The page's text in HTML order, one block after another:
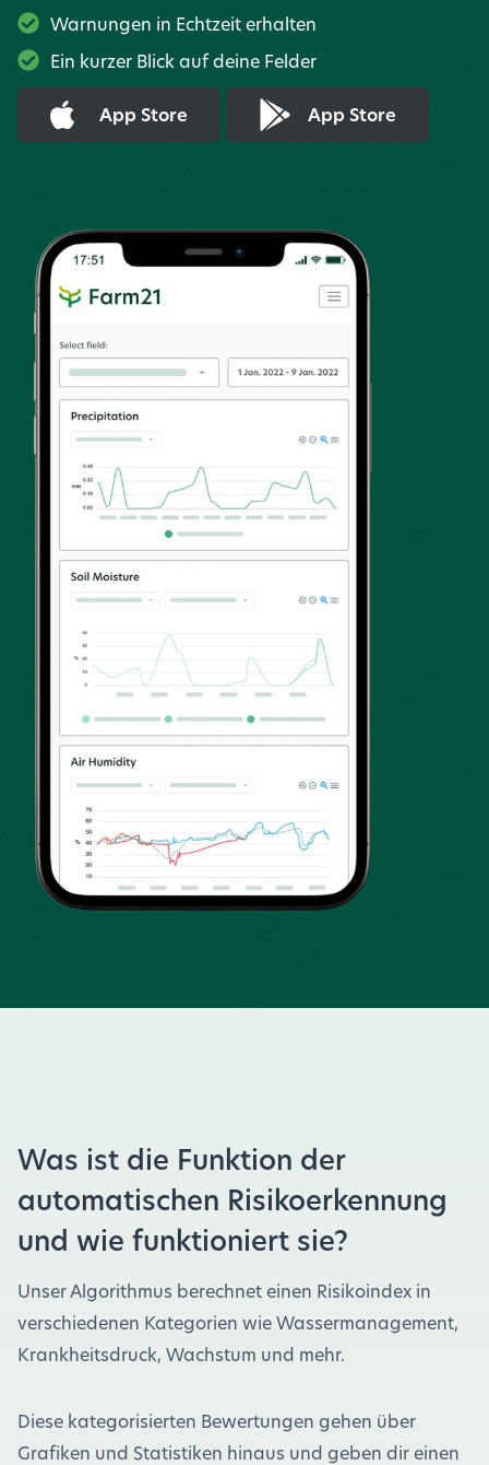
Warnungen in Echtzeit erhalten
Ein kurzer Blick auf deine Felder
App Store App Store
Was ist die Funktion der
automatischen Risikoerkennung
und wie funktioniert sie?
Unser Algorithmus berechnet einen Risikoindex in
verschiedenen Kategorien wie Wassermanagement,
Krankheitsdruck, Wachstum und mehr.
Diese kategorisierten Bewertungen gehen über
Grafiken und Statistiken hinaus und geben dir einen